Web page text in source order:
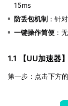
15ms
防丢包机制 ：针
一键操作简便 ：
1.1 【UU加速器
第一步：点击下方